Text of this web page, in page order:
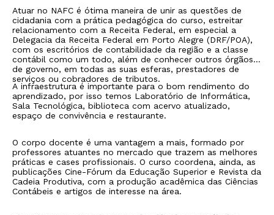
Atuar no NAFC é ótima maneira de unir as questões de
cidadania com a prática pedagógica do curso, estreitar
relacionamento com a Receita Federal, em especial a
Delegacia da Receita Federal em Porto Alegre (DRF/POA),
com os escritórios de contabilidade da região e a classe
contábil como um todo, além de conhecer outros órgãos
de governo, em todas as suas esferas, prestadores de
serviços ou cobradores de tributos.
A infraestrutura é importante para o bom rendimento do
aprendizado, por isso temos Laboratório de Informática,
Sala Tecnológica, biblioteca com acervo atualizado,
espaço de convivência e restaurante.
O corpo docente é uma vantagem a mais, formado por
professores atuantes no mercado que trazem as melhores
práticas e cases profissionais. O curso coordena, ainda, as
publicações Cine-Fórum da Educação Superior e Revista da
Cadeia Produtiva, com a produção acadêmica das Ciências
Contábeis e artigos de interesse na área.